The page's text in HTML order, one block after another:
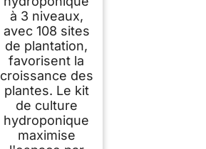
Tubes en PVC-U
Anti-Lumière,
Irrigation
Programmée
à 3 niveaux,
avec 108 sites
de plantation,
favorisent la
croissance des
plantes. Le kit
de culture
hydroponique
maximise